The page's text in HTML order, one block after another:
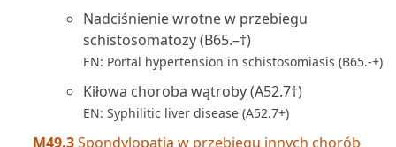
Nadciśnienie wrotne w przebiegu
schistosomatozy (B65.–†)
EN: Portal hypertension in schistosomiasis (B65.-+)
Kiłowa choroba wątroby (A52.7†)
EN: Syphilitic liver disease (A52.7+)
M49.3Spondylopatia w przebiegu innych chorób